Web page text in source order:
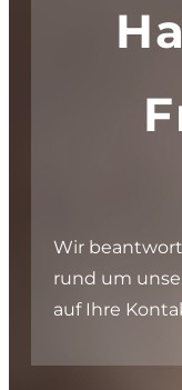
Wir
rund um
auf Ihre